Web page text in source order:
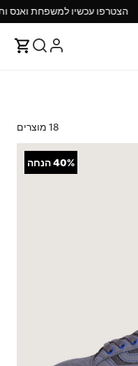
הצטרפו עכשיו
18 מוצרים
40%הנחה